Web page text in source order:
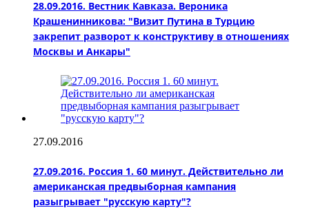
28.09.2016. Вестник Кавказа. Вероника
Крашенинникова: "Визит Путина в Турцию
закрепит разворот к конструктиву в отношениях
Москвы и Анкары"
27.09.2016
27.09.2016. Россия 1. 60 минут. Действительно ли
американская предвыборная кампания
разыгрывает "русскую карту"?